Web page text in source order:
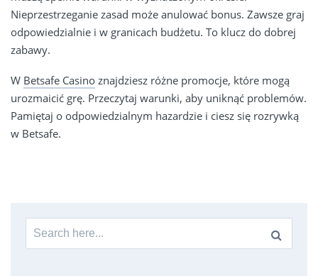
Nieprzestrzeganie zasad może anulować bonus. Zawsze graj
odpowiedzialnie i w granicach budżetu. To klucz do dobrej
zabawy.
W Betsafe Casino znajdziesz różne promocje, które mogą
urozmaicić grę. Przeczytaj warunki, aby uniknąć problemów.
Pamiętaj o odpowiedzialnym hazardzie i ciesz się rozrywką
w Betsafe.
Search
for: